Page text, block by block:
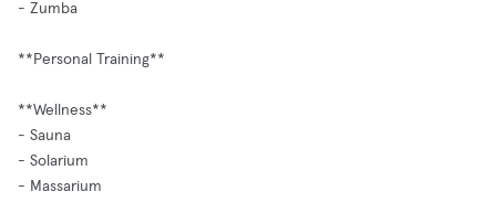
- Zumba
**Personal Training**
**Wellness**
- Sauna
- Solarium
- Massarium